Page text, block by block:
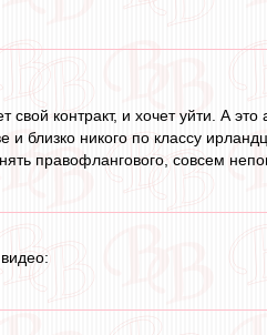
свой контракт, и хочет уйти. А
близко никого по классу
правофлангового, совсем